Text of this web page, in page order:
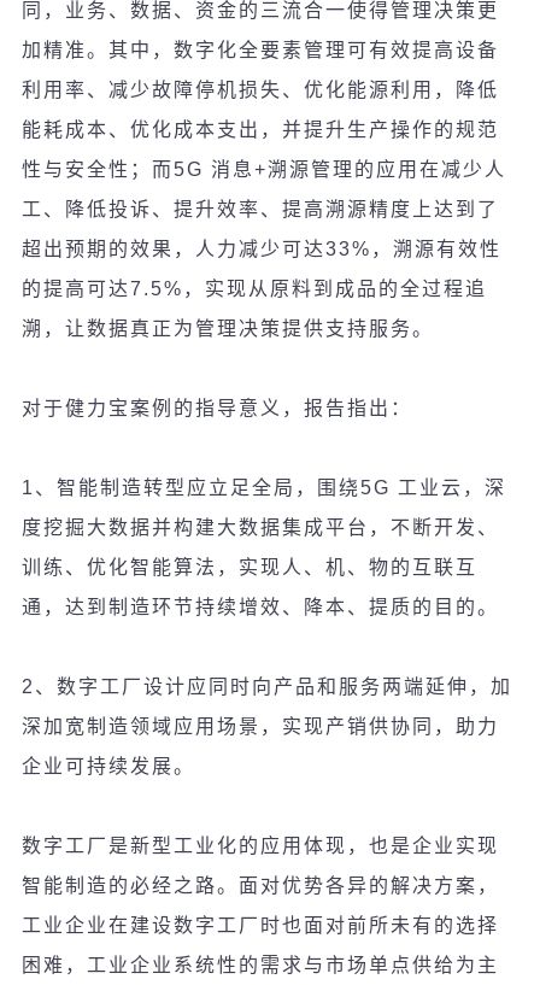
同， 业务 、数据、 资金的三流合一使得管理决策更
加精准。 其中，数字化全要素管理可有效提高设备
利用率、减少故障停机损失、 优化能源利用，降低
能耗成本、 优化成本支出，并提升生 产操作的规范
性与安全性；而5G 消息+溯源管理的 应 用在减少人
工、降低投诉、提升效率、提高溯源精度上达到了
超出预期的效果， 人力减少可达33% ，溯源有效性
的提高可达7.5% ， 实现 从原料到成品的全过程追
溯， 让数据真正 为 管理决策提供支持服 务。
对于健力宝案例的指导意义，报告指出：
1 、智能制造转型 应 立足全局， 围绕5G 工 业 云，深
度挖掘大数据并构建大数据集成平台，不断开发 、
训练 、 优化智能算法， 实现 人、机、物的互联 互
通，达到制造环节持续增效、降本、提 质的目的。
2 、数字工厂设计应 同 时向 产 品和服 务 两端延伸，加
深加 宽制造领域应 用 场 景， 实现产销供协 同，助力
企业 可持续发 展。
数字工厂是新型工 业 化的 应 用体现 ，也是企业实现
智能制造的必经之路。面对优势各异的解决方案，
工业企业在建设数字工厂时也面对前所未有的选择
困难，工业企业系统性的需求与市场单点供给为主